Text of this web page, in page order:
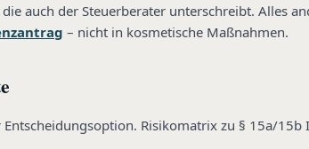
auch der Steuerberater unterschreibt. Alles
– nicht in kosmetische Maßnahmen.
Risikomatrix zu § 15a/15b